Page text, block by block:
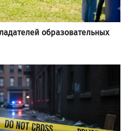
образовательных